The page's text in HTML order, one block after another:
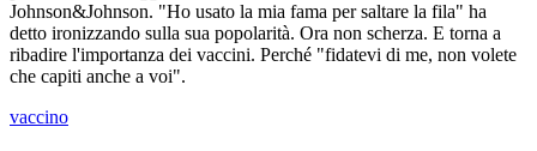
Johnson&Johnson. "Ho usato la mia fama per saltare la fila" ha
detto ironizzando sulla sua popolarità. Ora non scherza. E torna a
ribadire l'importanza dei vaccini. Perché "fidatevi di me, non volete
che capiti anche a voi".
vaccino